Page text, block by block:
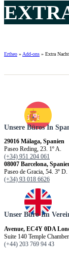
Ertheo » Add-ons » Extra
Unsere Büros In
29016 Málaga, Spanien
Paseo Reding, 23. 1º A.
(+34) 951 204 061
08007 Barcelona,
Paseo de Gracia, 54. 3º D.
(+34) 93 018 6626
Unser Büro Im
Avenue, EC4Y 0DA
Suite 140 Temple
(+44) 203 769 94 43